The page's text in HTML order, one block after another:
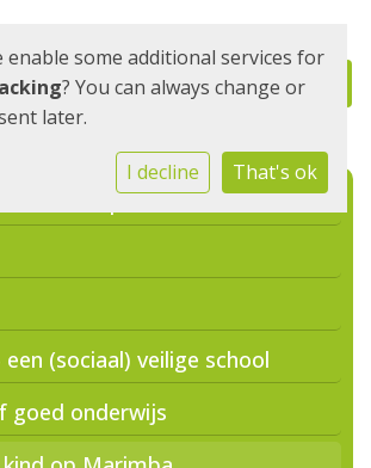
ons kompas
(sociaal) veilige school
goed onderwijs
enable some additional services for
? You can always change or
later.
I decline That's ok